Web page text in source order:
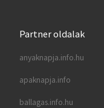
Partner oldalak
anyaknapja.info.hu
apaknapja.info
ballagas.info.hu